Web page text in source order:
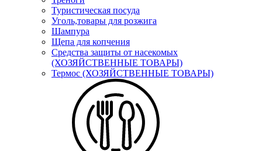
Туристическая посуда
Уголь,товары для розжига
Шампура
Щепа для копчения
Средства защиты от насекомых
(ХОЗЯЙСТВЕННЫЕ ТОВАРЫ)
Термос (ХОЗЯЙСТВЕННЫЕ ТОВАРЫ)